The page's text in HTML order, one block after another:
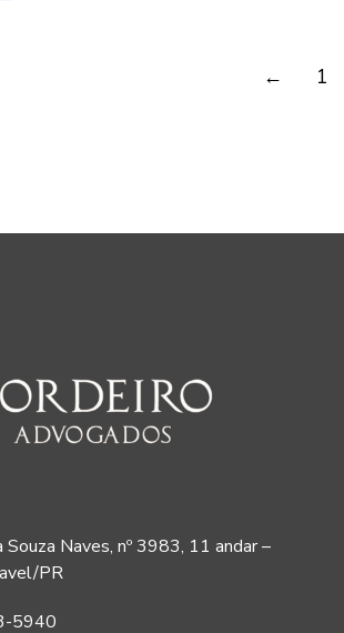
← 1
Souza Naves, nº 3983, 11 andar –
PR
5940